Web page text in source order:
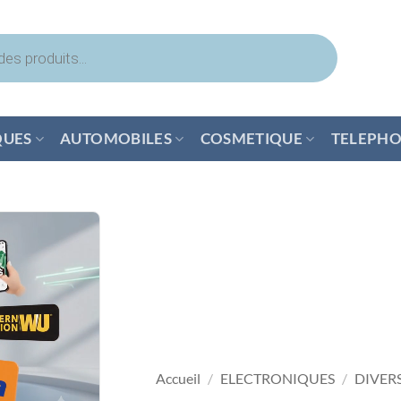
AUTOMOBILES COSMETIQUE
Accueil / ELECTRONIQUES /